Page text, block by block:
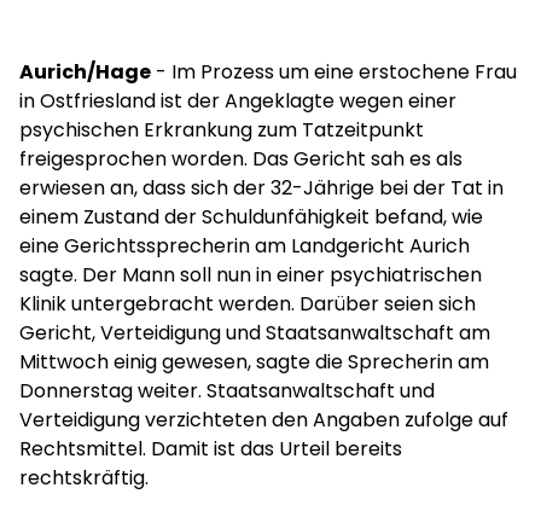
Aurich/Hage - Im Prozess um eine erstochene Frau
in Ostfriesland ist der Angeklagte wegen einer
psychischen Erkrankung zum Tatzeitpunkt
freigesprochen worden. Das Gericht sah es als
erwiesen an, dass sich der 32-Jährige bei der Tat in
einem Zustand der Schuldunfähigkeit befand, wie
eine Gerichtssprecherin am Landgericht Aurich
sagte. Der Mann soll nun in einer psychiatrischen
Klinik untergebracht werden. Darüber seien sich
Gericht, Verteidigung und Staatsanwaltschaft am
Mittwoch einig gewesen, sagte die Sprecherin am
Donnerstag weiter. Staatsanwaltschaft und
Verteidigung verzichteten den Angaben zufolge auf
Rechtsmittel. Damit ist das Urteil bereits
rechtskräftig.